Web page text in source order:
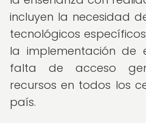
incluyen la necesidad
tecnológicos
la implementación de
falta de acceso
recursos en todos los
país.